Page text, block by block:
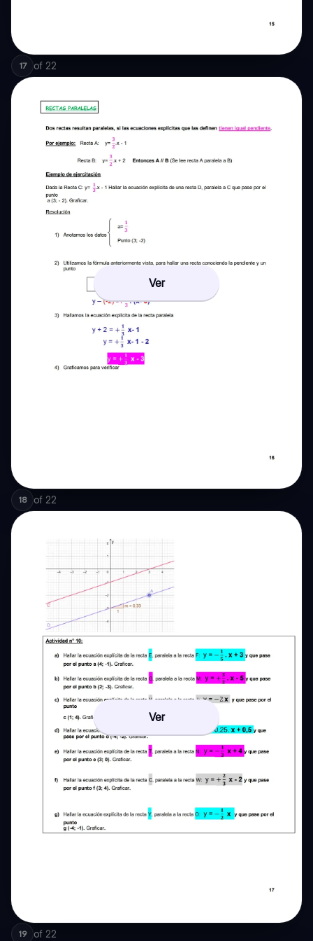
17 of 22
Ver
18 of 22
Ver
19 of 22